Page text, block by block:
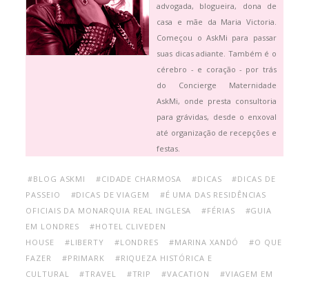
advogada, blogueira, dona de
casa e mãe da Maria Victoria.
Começou o AskMi para passar
suas dicas adiante. Também é o
cérebro - e coração - por trás
do Concierge Maternidade
AskMi, onde presta consultoria
para grávidas, desde o enxoval
até organização de recepções e
festas.
#BLOG ASKMI #CIDADE CHARMOSA #DICAS
#DICAS DE
PASSEIO
#DICAS DE VIAGEM
#É UMA DAS RESIDÊNCIAS
OFICIAIS DA MONARQUIA REAL INGLESA
#FÉRIAS
#GUIA
EM LONDRES
#HOTEL CLIVEDEN
HOUSE
#LIBERTY #LONDRES #MARINA XANDÓ
#O QUE
FAZER
#PRIMARK
#RIQUEZA HISTÓRICA E
CULTURAL
#TRAVEL #TRIP #VACATION #VIAGEM EM